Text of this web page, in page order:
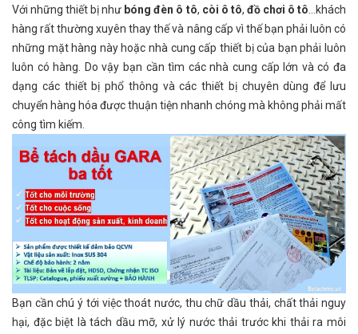
Với những thiết bị như bóng đèn ô tô, còi ô tô, đồ chơi ô tô …khách
hàng rất thường xuyên thay thế và nâng cấp vì thế bạn phải luôn có
những mặt hàng này hoặc nhà cung cấp thiết bị của bạn phải luôn
luôn có hàng. Do vậy bạn cần tìm các nhà cung cấp lớn và có đa
dạng các thiết bị phổ thông và các thiết bị chuyên dùng để lưu
chuyển hàng hóa được thuận tiện nhanh chóng mà không phải mất
công tìm kiếm.
Bạn cần chú ý tới việc thoát nước, thu chữ dầu thải, chất thải nguy
hại, đặc biệt là tách dầu mỡ, xử lý nước thải trước khi thải ra môi